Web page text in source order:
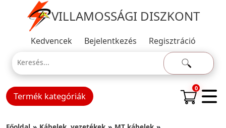
VILLAMOSSÁGI DISZKONT
Kedvencek Bejelentkezés Regisztráció
Termék kategóriák
0